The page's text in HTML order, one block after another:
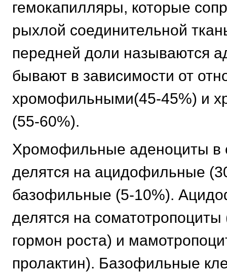
гемокапилляры, которые
рыхлой соединительной
передней доли называются
бывают в зависимости от
хромофильными(45-45%) и
(55-60%).
Хромофильные аденоциты в
делятся на ацидофильные
базофильные (5-10%).
делятся на
гормон роста) и
пролактин). Базофильные